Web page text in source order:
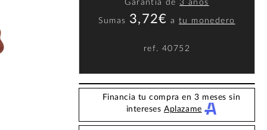
Garantía de 3 años
Sumas 3,72€ atu monedero
ref. 40752
Financia tu compra en 3 meses sin
interesesAplazame